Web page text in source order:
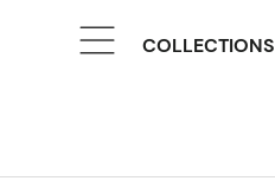
COLLECTIONS